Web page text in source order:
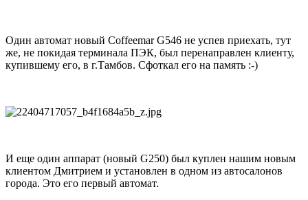
Один автомат новый Coffeemar G546 не успев приехать, тут
же, не покидая терминала ПЭК, был перенаправлен клиенту,
купившему его, в г.Тамбов. Сфоткал его на память :-)
И еще один аппарат (новый G250) был куплен нашим новым
клиентом Дмитрием и установлен в одном из автосалонов
города. Это его первый автомат.